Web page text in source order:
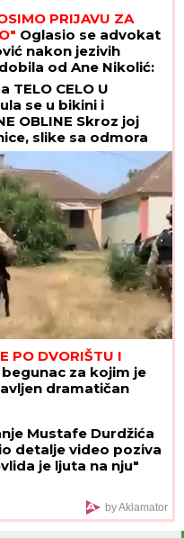
PRIJAVU ZA
Oglasio se advokat
nakon jezivih
od Ane Nikolić:
TELO CELO U
se u bikini i
OBLINE Skroz joj
slike sa odmora
PO DVORIŠTU I
za kojim je
dramatičan
Mustafe Durdžića
detalje video poziva
je ljuta na nju"
by Aklamator